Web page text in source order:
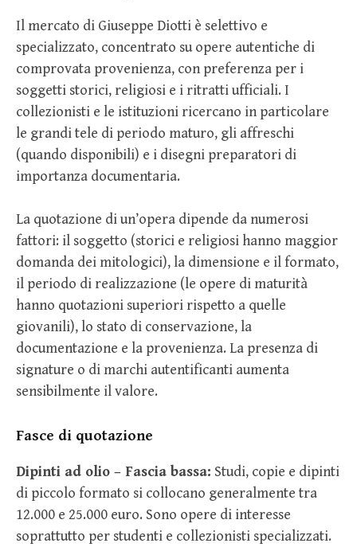
Il mercato di Giuseppe Diotti è selettivo e
specializzato, concentrato su opere autentiche di
comprovata provenienza, con preferenza per i
soggetti storici, religiosi e i ritratti ufficiali. I
collezionisti e le istituzioni ricercano in particolare
le grandi tele di periodo maturo, gli affreschi
(quando disponibili) e i disegni preparatori di
importanza documentaria.
La quotazione di un’opera dipende da numerosi
fattori: il soggetto (storici e religiosi hanno maggior
domanda dei mitologici), la dimensione e il formato,
il periodo di realizzazione (le opere di maturità
hanno quotazioni superiori rispetto a quelle
giovanili), lo stato di conservazione, la
documentazione e la provenienza. La presenza di
signature o di marchi autentificanti aumenta
sensibilmente il valore.
Fasce di quotazione
Dipinti ad olio – Fascia bassa: Studi, copie e dipinti
di piccolo formato si collocano generalmente tra
12.000 e 25.000 euro. Sono opere di interesse
soprattutto per studenti e collezionisti specializzati.